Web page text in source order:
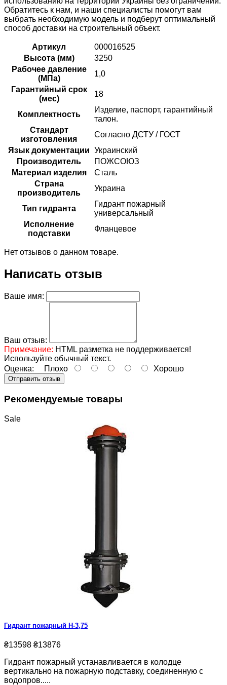
Обратитесь к нам, и наши специалисты помогут вам
выбрать необходимую модель и подберут оптимальный
способ доставки на строительный объект.
Артикул
000016525
Высота (мм)
3250
Рабочее давление
(МПа)
1,0
Гарантийный срок
(мес)
18
Комплектность
Изделие, паспорт, гарантийный
талон.
Стандарт
изготовления
Согласно ДСТУ / ГОСТ
Язык документации Украинский
Производитель
ПОЖСОЮЗ
Материал изделия
Сталь
Страна
производитель
Украина
Тип гидранта
Гидрант пожарный
универсальный
Исполнение
подставки
Фланцевое
Нет отзывов о данном товаре.
Написать отзыв
Ваше имя:
Ваш отзыв:
Примечание: HTML разметка не поддерживается!
Используйте обычный текст.
Оценка: Плохо Хорошо
Отправить отзыв
Рекомендуемые товары
Sale
Гидрант пожарный Н-3,75
₴13598 ₴13876
Гидрант пожарный устанавливается в колодце
вертикально на пожарную подставку, соединенную с
водопров.....